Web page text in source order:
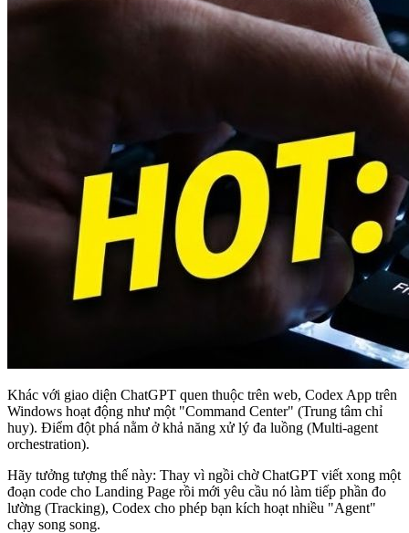
Khác với giao diện ChatGPT quen thuộc trên web, Codex App trên
Windows hoạt động như một "Command Center" (Trung tâm chỉ
huy). Điểm đột phá nằm ở khả năng xử lý đa luồng (Multi-agent
orchestration).
Hãy tưởng tượng thế này: Thay vì ngồi chờ ChatGPT viết xong một
đoạn code cho Landing Page rồi mới yêu cầu nó làm tiếp phần đo
lường (Tracking), Codex cho phép bạn kích hoạt nhiều "Agent"
chạy song song.